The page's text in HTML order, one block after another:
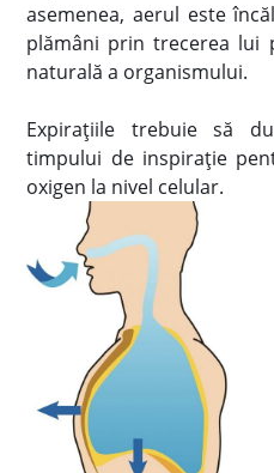
asemenea, aerul este
plămâni prin trecerea lui
naturală a organismului.
Expirațiile trebuie să
timpului de inspirație
oxigen la nivel celular.